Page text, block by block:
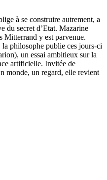
à se construire autrement, a
du secret d’Etat. Mazarine
Mitterrand y est parvenue.
philosophe publie ces jours-ci
un essai ambitieux sur la
artificielle. Invitée de
monde, un regard, elle revient